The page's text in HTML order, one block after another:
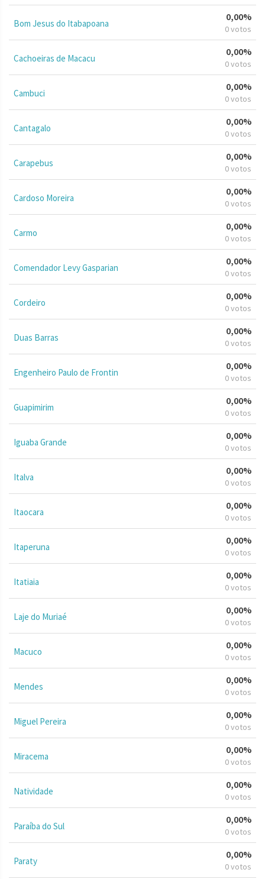
Bom Jesus do Itabapoana
0,00%
0 votos
Cachoeiras de Macacu
0,00%
0 votos
Cambuci
0,00%
0 votos
Cantagalo
0,00%
0 votos
Carapebus
0,00%
0 votos
Cardoso Moreira
0,00%
0 votos
Carmo
0,00%
0 votos
Comendador Levy Gasparian
0,00%
0 votos
Cordeiro
0,00%
0 votos
Duas Barras
0,00%
0 votos
Engenheiro Paulo de Frontin
0,00%
0 votos
Guapimirim
0,00%
0 votos
Iguaba Grande
0,00%
0 votos
Italva
0,00%
0 votos
Itaocara
0,00%
0 votos
Itaperuna
0,00%
0 votos
Itatiaia
0,00%
0 votos
Laje do Muriaé
0,00%
0 votos
Macuco
0,00%
0 votos
Mendes
0,00%
0 votos
Miguel Pereira
0,00%
0 votos
Miracema
0,00%
0 votos
Natividade
0,00%
0 votos
Paraíba do Sul
0,00%
0 votos
Paraty
0,00%
0 votos